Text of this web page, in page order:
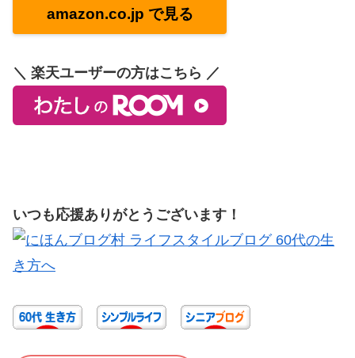
amazon.co.jp で見る
＼ 楽天ユーザーの方はこちら ／
いつも応援ありがとうございます！